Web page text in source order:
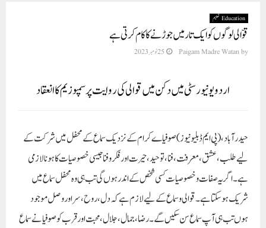
Education تعلیم
قوّالی لوگوں کو ایک تار میں جوڑنے کا کام کرتی ہے
by
Paigam Madre Watan 25 نومبر 2023
اردو یونیورسٹی میں دکن میں قوالی کی روایت پر سمپوزیم کا انعقاد
حیدرآباد، (پی ایم ڈبلیو نیوز)صوفیاے کرام کے نزدیک سماع کے محفل میں شرکت کے
لیے طلب ،عشق ،معرفت،فنا،توحید ،حیرت اور فکر و فنا جیسی خصوصیات کا ہونا لازمی
ہے ۔اگر یہ صفات و خصوصیات کسی شخص کے اندر ہوں گی تب ہی وہ محفل سماع میں
شریک ہو سکتا ہے ۔ قوالی و سماع کے لیے لازم ہے کہ دل ،روح ،سر اور وصل موجود
ہوں تب ہی آپ سماع سن سکیں گے ۔رضا ،جمال ،جلا ل ،محبت اور قرب کو صوفیا نے سماع